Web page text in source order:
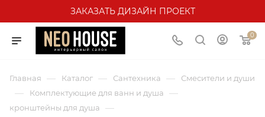
ЗАКАЗАТЬ ДИЗАЙН ПРОЕКТ
0
Главная — Каталог — Сантехника — Смесители и души
— Комплектующие для ванн и душа —
кронштейны для душа —